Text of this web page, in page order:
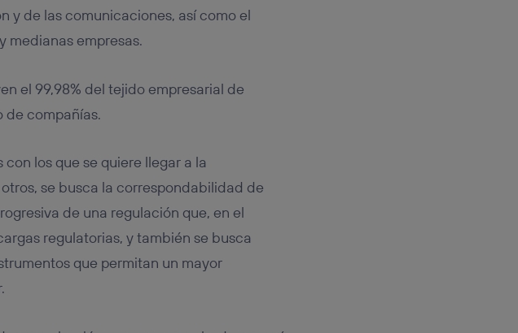
y de las comunicaciones, así como el
medianas empresas.
el 99,98% del tejido empresarial de
de compañías.
los que se quiere llegar a la
se busca la correspondabilidad de
de una regulación que, en el
regulatorias, y también se busca
que permitan un mayor